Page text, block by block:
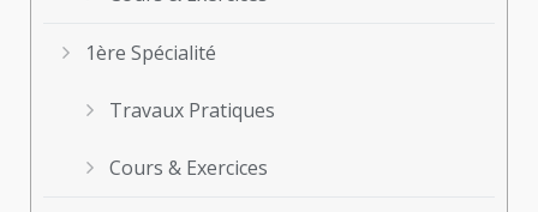
1ère Spécialité
Travaux Pratiques
Cours & Exercices